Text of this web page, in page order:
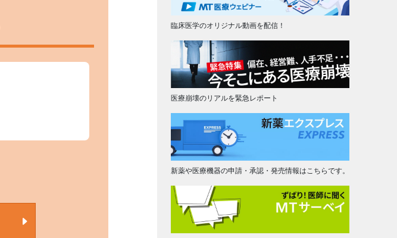
臨床医学のオリジナル動画を配信！
医療崩壊のリアルを緊急レポート
新薬や医療機器の申請・承認・発売情報はこちらです。